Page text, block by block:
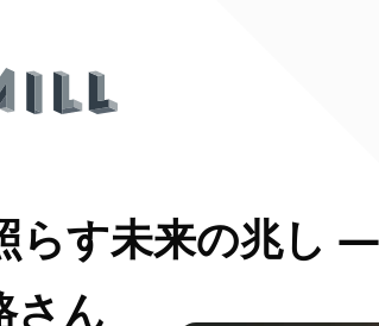
らす未来の兆し
さん